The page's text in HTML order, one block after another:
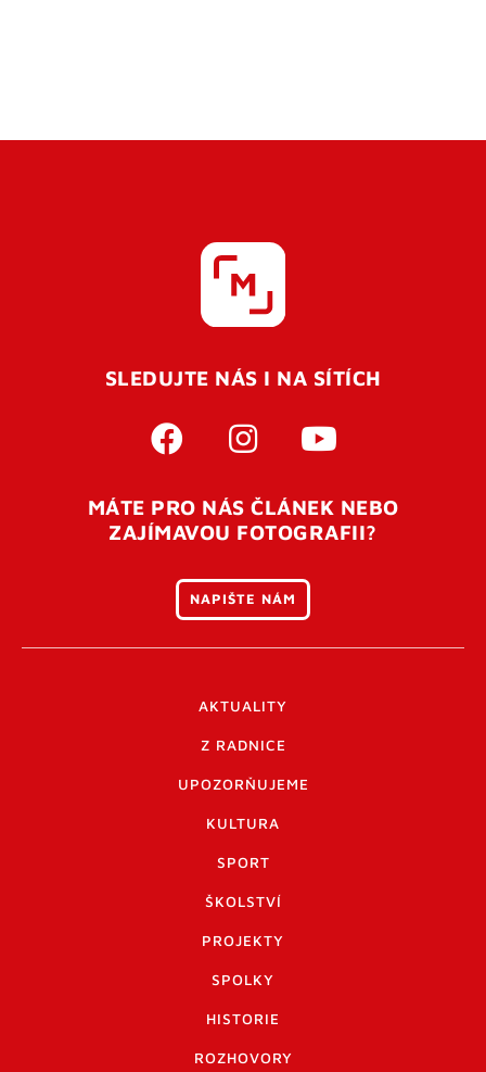
SLEDUJTE NÁS I NA SÍTÍCH
MÁTE PRO NÁS ČLÁNEK NEBO
ZAJÍMAVOU FOTOGRAFII?
NAPIŠTE NÁM
AKTUALITY
Z RADNICE
UPOZORŇUJEME
KULTURA
SPORT
ŠKOLSTVÍ
PROJEKTY
SPOLKY
HISTORIE
ROZHOVORY